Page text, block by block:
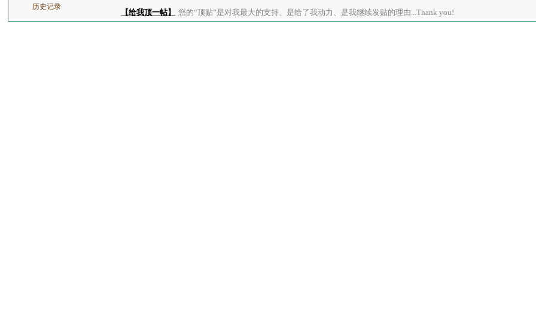
历史记录
【给我顶一帖】 您的“顶贴”是对我最大的支持、是给了我动力、是我继续发贴的理由...Thank you!